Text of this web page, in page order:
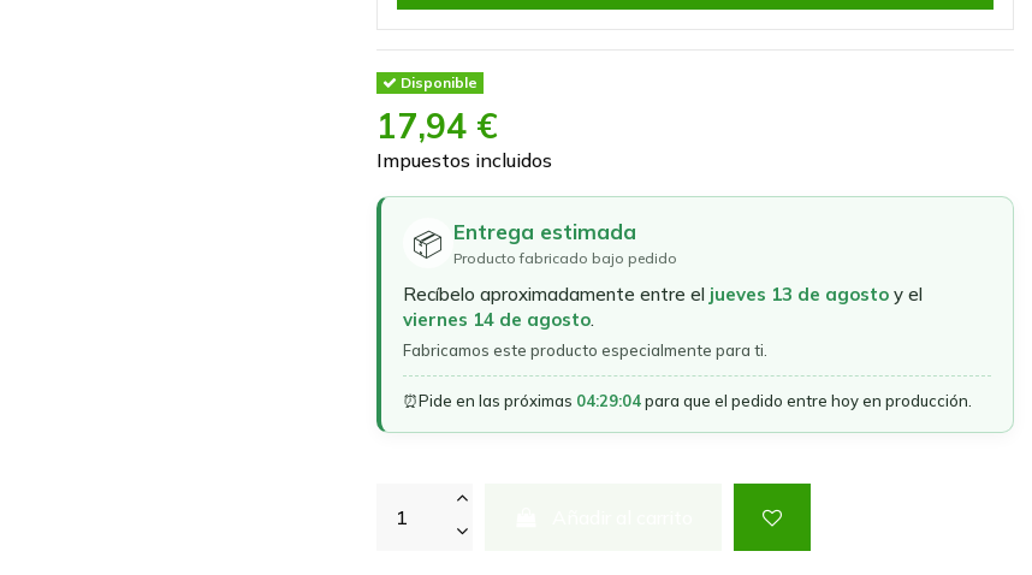
Disponible
17,94 €
Impuestos incluidos
📦 Entrega estimada
Producto fabricado bajo pedido
Recíbelo aproximadamente entre el jueves 13 de agostoy el
viernes 14 de agosto.
Fabricamos este producto especialmente para ti.
⏰Pide en las próximas 04:29:04para que el pedido entre hoy en producción.